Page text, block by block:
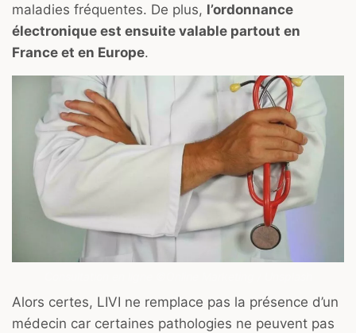
maladies fréquentes. De plus, l’ordonnance
électronique est ensuite valable partout en
France et en Europe.
Alors certes, LIVI ne remplace pas la présence d’un
médecin car certaines pathologies ne peuvent pas